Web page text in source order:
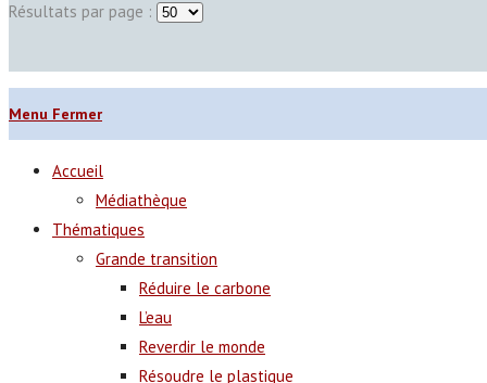
Résultats par page :
Menu Fermer
Accueil
Médiathèque
Thématiques
Grande transition
Réduire le carbone
L’eau
Reverdir le monde
Résoudre le plastique